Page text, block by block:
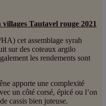
Tautavel rouge 2021
cet assemblage syrah
sur des coteaux argilo
les rendements sont
apporte une complexité
un côté corsé, épicé ou l’on
cassis bien juteuse.